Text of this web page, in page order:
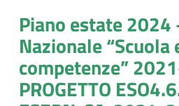
Piano estate
Nazionale “Scuola
competenze”
PROGETTO